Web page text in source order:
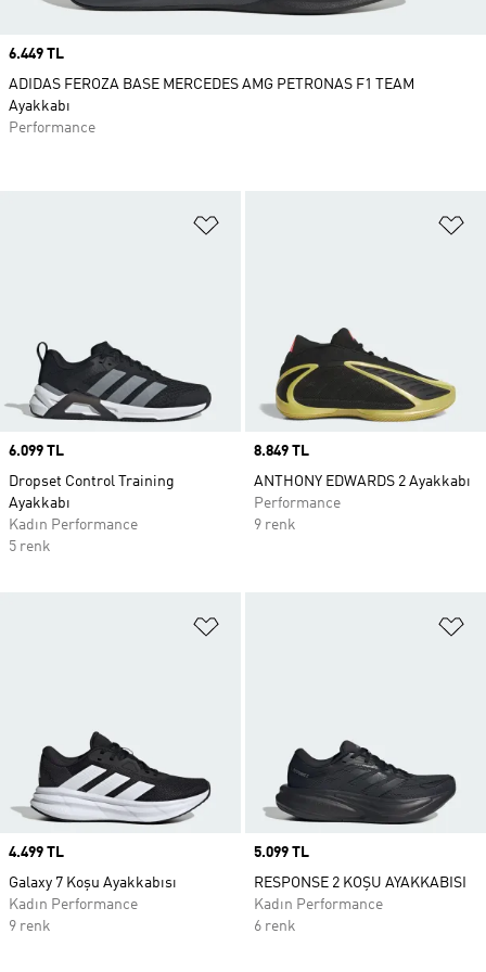
Price
6.099 TL
Dropset Control Training
Ayakkabı
Kadın Performance
5 renk
Price
8.849 TL
ANTHONY EDWARDS 2 Ayakkabı
Performance
9 renk
Price
4.499 TL
Galaxy 7 Koşu Ayakkabısı
Kadın Performance
9 renk
Price
5.099 TL
RESPONSE 2 KOŞU AYAKKABISI
Kadın Performance
6 renk
Price
6.449 TL
ADIDAS FEROZA BASE MERCEDES AMG PETRONAS F1 TEAM
Ayakkabı
Performance